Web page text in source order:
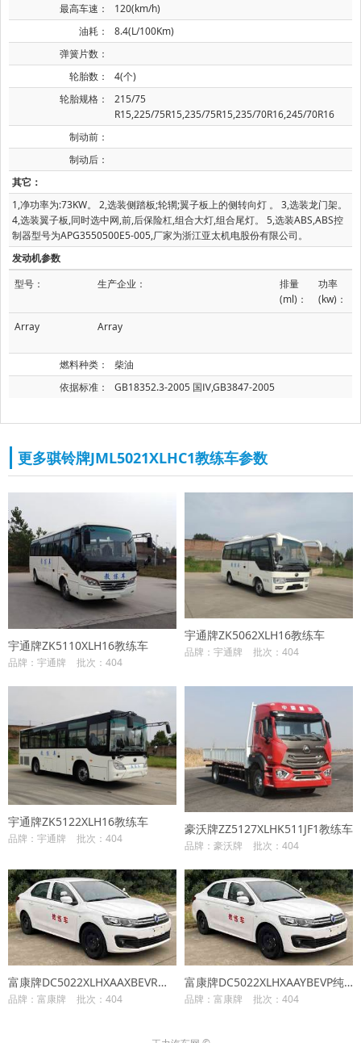
最高车速：
120(km/h)
油耗：
8.4(L/100Km)
弹簧片数：
轮胎数：
4(个)
轮胎规格：
215/75
R15,225/75R15,235/75R15,235/70R16,245/70R16
制动前：
制动后：
其它：
1,净功率为:73KW。 2,选装侧踏板;轮辋;翼子板上的侧转向灯 。 3,选装龙门架。
4,选装翼子板,同时选中网,前,后保险杠,组合大灯,组合尾灯。 5,选装ABS,ABS控
制器型号为APG3550500E5-005,厂家为浙江亚太机电股份有限公司。
发动机参数
型号：
生产企业：
排量
(ml)：
功率
(kw)：
Array
Array
燃料种类：
柴油
依据标准：
GB18352.3-2005 国Ⅳ,GB3847-2005
更多骐铃牌JML5021XLHC1教练车参数
宇通牌ZK5110XLH16教练车
品牌：宇通牌 批次：404
宇通牌ZK5062XLH16教练车
品牌：宇通牌 批次：404
宇通牌ZK5122XLH16教练车
品牌：宇通牌 批次：404
豪沃牌ZZ5127XLHK511JF1教练车
品牌：豪沃牌 批次：404
富康牌DC5022XLHXAAXBEVR纯电动教练车
品牌：富康牌 批次：404
富康牌DC5022XLHXAAYBEVP纯电动教练车
品牌：富康牌 批次：404